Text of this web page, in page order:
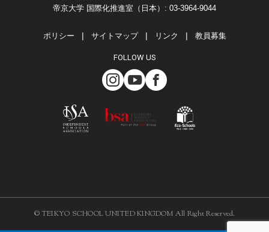
帝京大学 国際化推進室（日本）: 03-3964-9044
ポリシー サイトマップ リンク 教員募集
FOLLOW US
© TEIKYO SCHOOL UNITED KINGDOM All Right Reserved.